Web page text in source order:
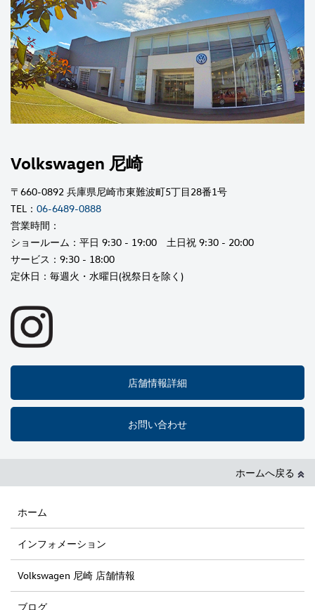
Volkswagen 尼崎
〒660-0892 兵庫県尼崎市東難波町5丁目28番1号
TEL： 06-6489-0888
営業時間：
ショールーム：平日 9:30 - 19:00 土日祝 9:30 - 20:00
サービス：9:30 - 18:00
定休日：毎週火・水曜日(祝祭日を除く)
店舗情報詳細
お問い合わせ
ホームへ戻る
ホーム
インフォメーション
Volkswagen 尼崎 店舗情報
ブログ